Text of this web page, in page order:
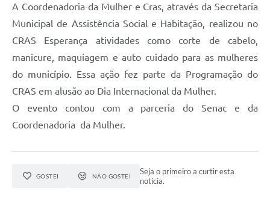
A Coordenadoria da Mulher e Cras, através da Secretaria
Municipal de Assistência Social e Habitação, realizou no
CRAS Esperança atividades como corte de cabelo,
manicure, maquiagem e auto cuidado para as mulheres
do município. Essa ação fez parte da Programação do
CRAS em alusão ao Dia Internacional da Mulher.
O evento contou com a parceria do Senac e da
Coordenadoria da Mulher.
GOSTEI NÃO GOSTEI
Seja o primeiro a curtir esta
notícia.